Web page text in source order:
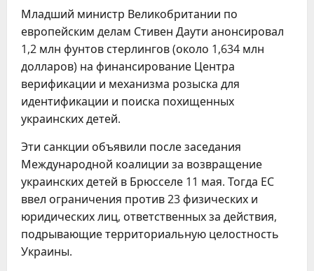
Младший министр Великобритании по
европейским делам Стивен Даути анонсировал
1,2 млн фунтов стерлингов (около 1,634 млн
долларов) на финансирование Центра
верификации и механизма розыска для
идентификации и поиска похищенных
украинских детей.
Эти санкции объявили после заседания
Международной коалиции за возвращение
украинских детей в Брюсселе 11 мая. Тогда ЕС
ввел ограничения против 23 физических и
юридических лиц, ответственных за действия,
подрывающие территориальную целостность
Украины.